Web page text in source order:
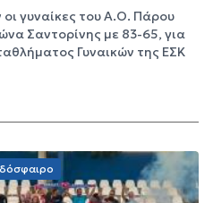
γυναίκες του Α.Ο. Πάρου
Σαντορίνης με 83-65, για
Γυναικών της ΕΣΚ